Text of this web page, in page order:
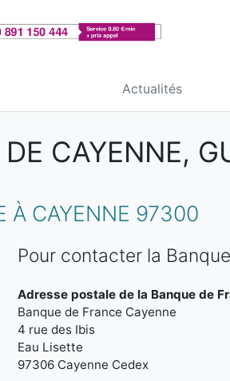
Actualités
CAYENNE,
À CAYENNE 97300
Pour contacter la
Adresse postale de la Banque de
Banque de France Cayenne
4 rue des Ibis
Eau Lisette
97306 Cayenne Cedex